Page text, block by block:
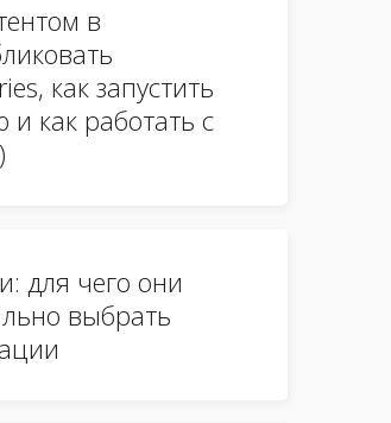
в
как запустить
как работать с
для чего они
выбрать